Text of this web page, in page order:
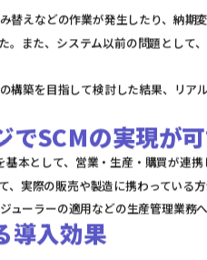
えなどの作業が発生したり、納
また、システム以前の問題とし
築を目指して検討した結果、リ
SCMの実現が
本として、営業・生産・購買が連
実際の販売や製造に携わっている
ーラーの適用などの生産管理業務
導入効果